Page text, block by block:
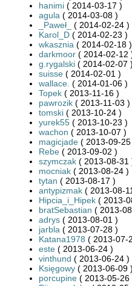
hanimi ( 2014-03-17 )
agula ( 2014-03-08 )
_Paweł_
( 2014-02-24 )
Karol_D ( 2014-02-23 )
wkasznia ( 2014-02-18 )
darkmoor ( 2014-02-12
g.rygalski ( 2014-02-07 )
suisse ( 2014-02-01 )
wallace. ( 2014-01-06 )
Topek ( 2013-11-16 )
pawrozik ( 2013-11-03 )
tomski ( 2013-10-24 )
yurek55 ( 2013-10-23 )
wachon ( 2013-10-07 )
magicjade ( 2013-09-25
Rebe ( 2013-09-02 )
szymczak ( 2013-08-31
mocniak ( 2013-08-24 )
tytan ( 2013-08-17 )
antypizmak ( 2013-08-
Hipcia_i_Hipek ( 2013-
bratSebastian ( 2013-
adrys ( 2013-08-01 )
jarbla ( 2013-07-28 )
Katana1978 ( 2013-07-
este ( 2013-06-24 )
vinthund ( 2013-06-24 )
Księgowy ( 2013-06-09 )
porcupine ( 2013-05-26